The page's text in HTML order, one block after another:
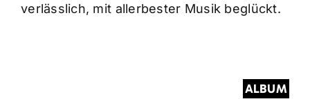
verlässlich, mit allerbester Musik beglückt.
ALBUM